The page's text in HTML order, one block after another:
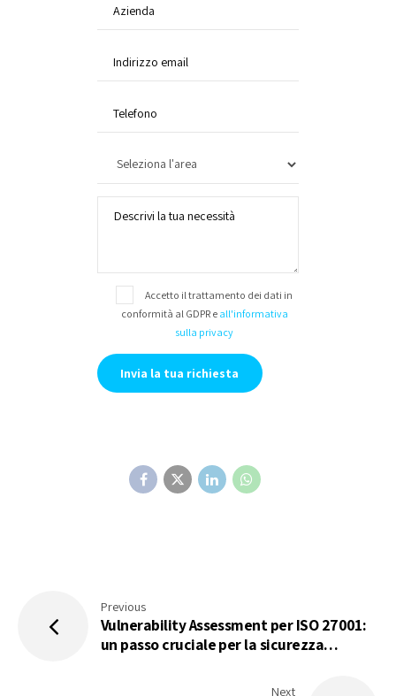
Accetto il trattamento dei dati in
conformità al GDPR e all'informativa
sulla privacy
Previous
Vulnerability Assessment per ISO 27001:
un passo cruciale per la sicurezza
Next